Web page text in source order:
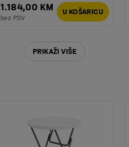
1.184,00 KM
bez PDV
U KOŠARICU
PRIKAŽI VIŠE